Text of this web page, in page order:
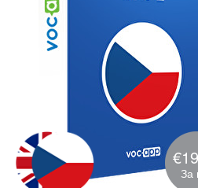
За